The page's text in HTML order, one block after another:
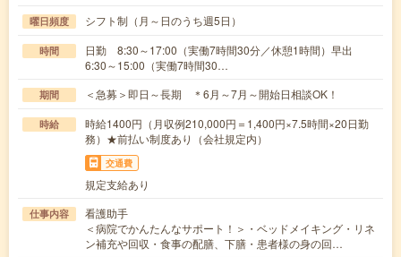
曜日頻度 シフト制（月～日のうち週5日）
時間
日勤 8:30～17:00（実働7時間30分／休憩1時間）早出
6:30～15:00（実働7時間30…
期間 ＜急募＞即日～長期 ＊6月～7月～開始日相談OK！
時給
時給1400円（月収例210,000円＝1,400円×7.5時間×20日勤
務）★前払い制度あり（会社規定内）
交通費
規定支給あり
仕事内容
看護助手
＜病院でかんたんなサポート！＞・ベッドメイキング・リネ
ン補充や回収・食事の配膳、下膳・患者様の身の回…